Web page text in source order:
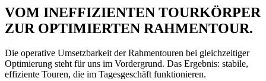
VOM INEFFIZIENTEN TOURKÖRPER
ZUR OPTIMIERTEN RAHMENTOUR.
Die operative Umsetzbarkeit der Rahmentouren bei gleichzeitiger
Optimierung steht für uns im Vordergrund. Das Ergebnis: stabile,
effiziente Touren, die im Tagesgeschäft funktionieren.